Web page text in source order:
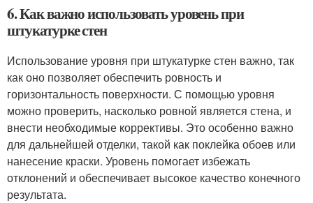
6. Как важно использовать уровень при
штукатурке стен
Использование уровня при штукатурке стен важно, так
как оно позволяет обеспечить ровность и
горизонтальность поверхности. С помощью уровня
можно проверить, насколько ровной является стена, и
внести необходимые коррективы. Это особенно важно
для дальнейшей отделки, такой как поклейка обоев или
нанесение краски. Уровень помогает избежать
отклонений и обеспечивает высокое качество конечного
результата.